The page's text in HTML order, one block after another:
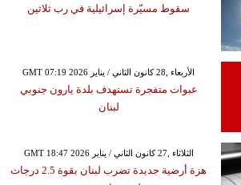
سقوط مسيّرة إسرائيلية في رب ثلاثين
GMT 07:19 2026 الأربعاء ,28 كانون الثاني / يناير
عبوات متفجرة تستهدف بلدة يارون جنوبي
لبنان
GMT 18:47 2026 الثلاثاء ,27 كانون الثاني / يناير
هزة أرضية جديدة تضرب لبنان بقوة 2.5 درجات